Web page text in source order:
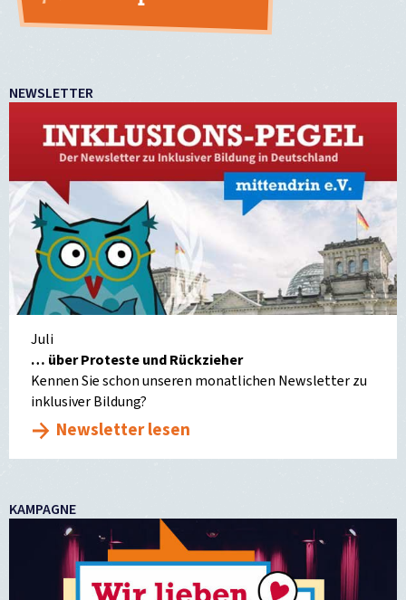
NEWSLETTER
Juli
… über Proteste und Rückzieher
Kennen Sie schon unseren monatlichen Newsletter zu
inklusiver Bildung?
Newsletter lesen
KAMPAGNE